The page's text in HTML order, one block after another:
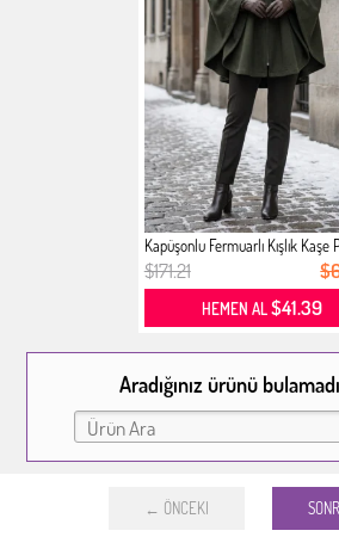
Kapüşonlu Fermuarlı Kışlık Kaşe
$171.21
HEMEN AL$41.39
Aradığınız ürünü
← ÖNCEKI